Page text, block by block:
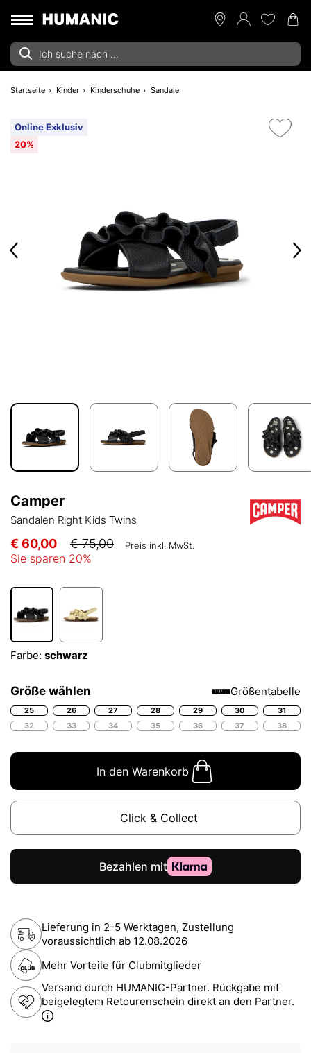
Startseite Kinder Kinderschuhe Sandale
Online Exklusiv
20%
Camper
Sandalen Right Kids Twins
€ 60,00 € 75,00 Preis inkl. MwSt.
Sie sparen 20%
Farbe: schwarz
Größe wählen Größentabelle
25 26 27 28 29 30
31
32
33 34 35 36 37 38
In den Warenkorb
Click & Collect
Lieferung in 2-5 Werktagen, Zustellung
voraussichtlich ab 12.08.2026
Mehr Vorteile für Clubmitglieder
Versand durch HUMANIC-Partner. Rückgabe mit
beigelegtem Retourenschein direkt an den Partner.